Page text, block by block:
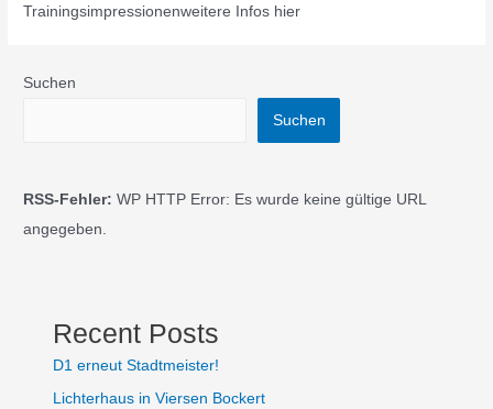
Trainingsimpressionenweitere Infos hier
Suchen
Suchen
RSS-Fehler: WP HTTP Error: Es wurde keine gültige URL
angegeben.
Recent Posts
D1 erneut Stadtmeister!
Lichterhaus in Viersen Bockert